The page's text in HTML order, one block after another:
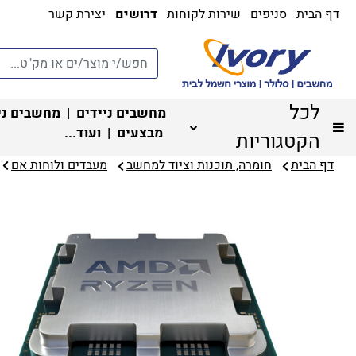
דף הבית סניפים שירות לקוחות דרושים יצירת קשר
לכל
הקטגוריות
מחשבים ניידים | מחשבים
מבצעים | ועוד...
דף הבית חומרה, תוכנות וציוד למחשב מעבדים ולוחות אם‏